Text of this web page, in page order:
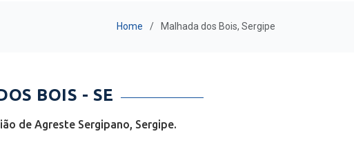
Home Malhada dos Bois, Sergipe
BOIS - SE
de Agreste Sergipano, Sergipe.